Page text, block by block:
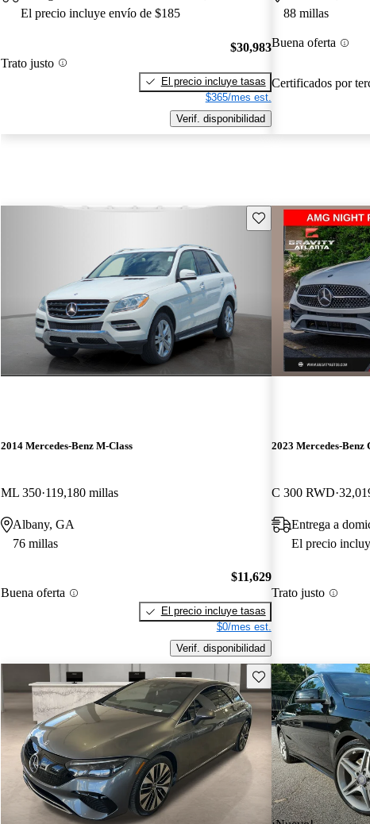
El precio incluye envío de $185
Trato justo
$30,983
El precio incluye tasas
$365/mes est.
Verif. disponibilidad
88 millas
Buena oferta
Certificados por
Guarda este Aviso
2014 Mercedes-Benz M-Class
ML 350 119,180 millas
Albany, GA
76 millas
Buena oferta
$11,629
El precio incluye tasas
$0/mes est.
Verif. disponibilidad
2023 Mercedes-Benz
C 300 RWD
Entrega a
El precio
Trato justo
Guarda este Aviso